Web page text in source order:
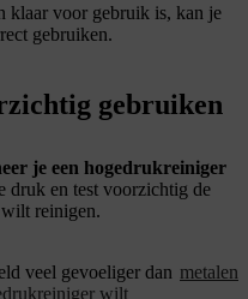
klaar voor gebruik is, kan je
gebruiken.
gebruiken
je een hogedrukreiniger
druk en test voorzichtig de
reinigen.
veel gevoeliger dan metalen
wilt